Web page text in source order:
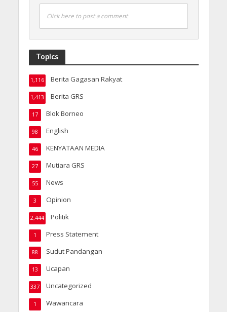
Click here to post a comment
Topics
Berita Gagasan Rakyat
1,116
Berita GRS
1,413
Blok Borneo
17
English
98
KENYATAAN MEDIA
46
Mutiara GRS
27
News
55
Opinion
3
Politik
2,444
Press Statement
1
Sudut Pandangan
88
Ucapan
13
Uncategorized
337
Wawancara
1